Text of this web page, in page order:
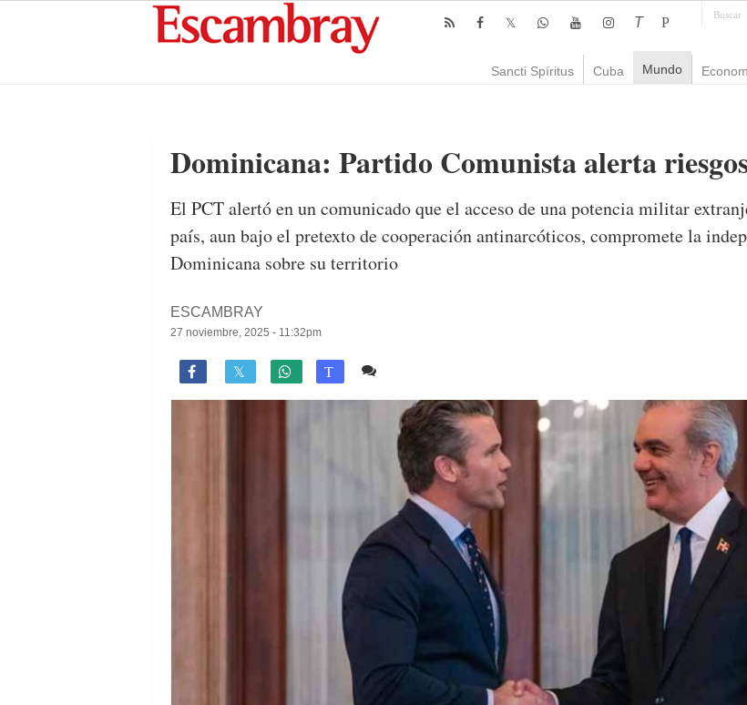
T P
Sancti Spíritus Cuba Mundo
Dominicana: Partido Comunista alerta
El PCT alertó en un comunicado que el acceso de una potencia militar
país, aun bajo el pretexto de cooperación antinarcóticos, compromete la
Dominicana sobre su territorio
ESCAMBRAY
27 noviembre, 2025 - 11:32pm
 T